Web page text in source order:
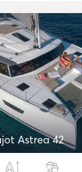
Astrea 42